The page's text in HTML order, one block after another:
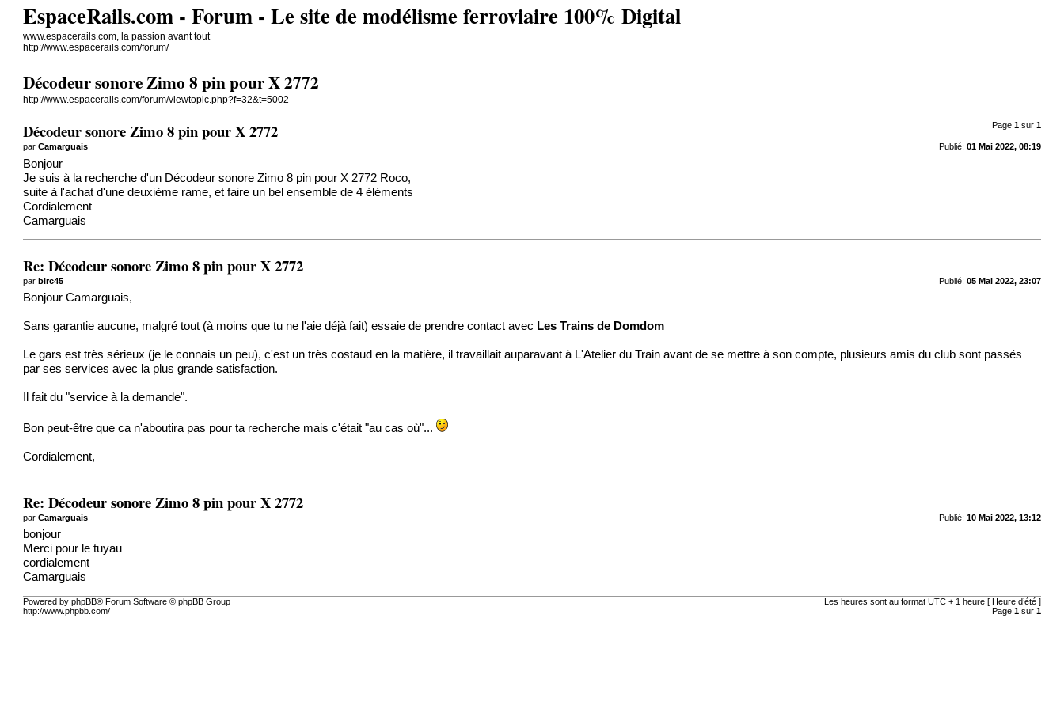
EspaceRails.com - Forum - Le site de modélisme ferroviaire 100% Digital
www.espacerails.com, la passion avant tout
http://www.espacerails.com/forum/
Décodeur sonore Zimo 8 pin pour X 2772
http://www.espacerails.com/forum/viewtopic.php?f=32&t=5002
Page 1sur 1
Décodeur sonore Zimo 8 pin pour X 2772
Publié: 01 Mai 2022, 08:19
parCamarguais
Bonjour
Je suis à la recherche d'un Décodeur sonore Zimo 8 pin pour X 2772 Roco,
suite à l'achat d'une deuxième rame, et faire un bel ensemble de 4 éléments
Cordialement
Camarguais
Re: Décodeur sonore Zimo 8 pin pour X 2772
Publié: 05 Mai 2022, 23:07
parblrc45
Bonjour Camarguais,
Sans garantie aucune, malgré tout (à moins que tu ne l'aie déjà fait) essaie de prendre contact avec Les Trains de Domdom
Le gars est très sérieux (je le connais un peu), c'est un très costaud en la matière, il travaillait auparavant à L'Atelier du Train avant de se mettre à son compte, plusieurs amis du club sont passés
par ses services avec la plus grande satisfaction.
Il fait du "service à la demande".
Bon peut-être que ca n'aboutira pas pour ta recherche mais c'était "au cas où"...
Cordialement,
Re: Décodeur sonore Zimo 8 pin pour X 2772
Publié: 10 Mai 2022, 13:12
parCamarguais
bonjour
Merci pour le tuyau
cordialement
Camarguais
Les heures sont au format UTC + 1 heure [ Heure d’été ]
Page 1sur 1
Powered by phpBB® Forum Software © phpBB Group
http://www.phpbb.com/